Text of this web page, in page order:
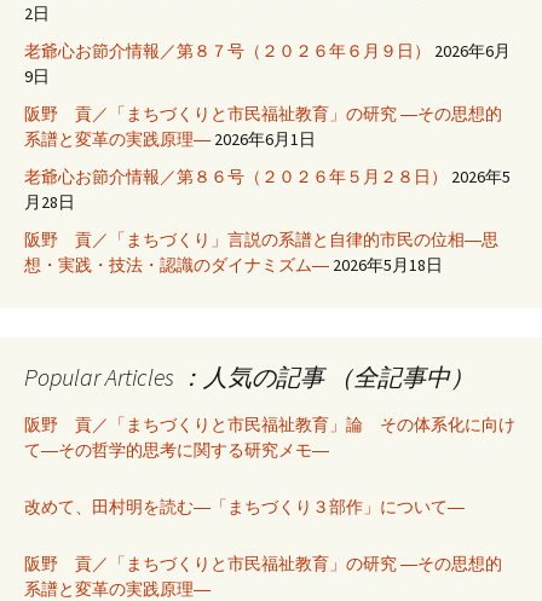
2日
老爺心お節介情報／第８７号（２０２６年６月９日）
2026年6月
9日
阪野 貢／「まちづくりと市民福祉教育」の研究 ―その思想的
系譜と変革の実践原理― 2026年6月1日
老爺心お節介情報／第８６号（２０２６年５月２８日）
2026年5
月28日
阪野 貢／「まちづくり」言説の系譜と自律的市民の位相―思
想・実践・技法・認識のダイナミズム― 2026年5月18日
Popular Articles ：人気の記事 （全記事中）
阪野 貢／「まちづくりと市民福祉教育」論 その体系化に向け
て―その哲学的思考に関する研究メモ―
改めて、田村明を読む―「まちづくり３部作」について―
阪野 貢／「まちづくりと市民福祉教育」の研究 ―その思想的
系譜と変革の実践原理―